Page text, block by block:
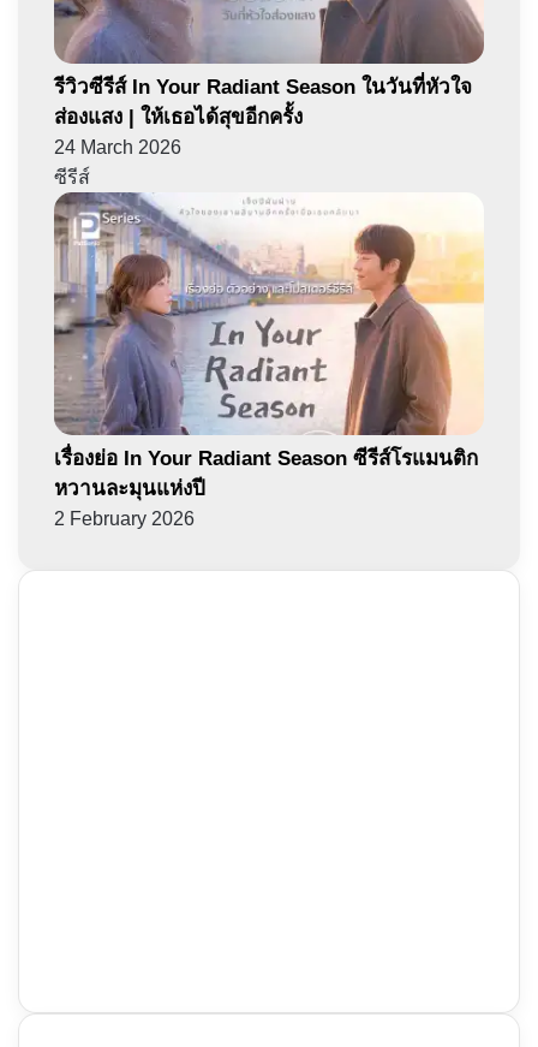
รีวิวซีรีส์ In Your Radiant Season ในวันที่หัวใจ
ส่องแสง | ให้เธอได้สุขอีกครั้ง
24 March 2026
ซีรีส์
เรื่องย่อ In Your Radiant Season ซีรีส์โรแมนติก
หวานละมุนแห่งปี
2 February 2026